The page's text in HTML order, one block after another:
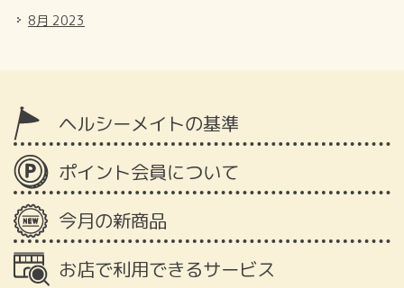
8月 2023
ヘルシーメイトの基準
ポイント会員について
今月の新商品
お店で利用できるサービス